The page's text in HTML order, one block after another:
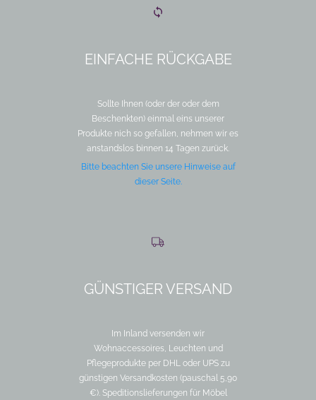
EINFACHE RÜCKGABE
Sollte Ihnen (oder der oder dem
Beschenkten) einmal eins unserer
Produkte nich so gefallen, nehmen wir es
anstandslos binnen 14 Tagen zurück.
Bitte beachten Sie unsere Hinweise auf
dieser Seite.
GÜNSTIGER VERSAND
Im Inland versenden wir
Wohnaccessoires, Leuchten und
Pflegeprodukte per DHL oder UPS zu
günstigen Versandkosten (pauschal 5,90
€). Speditionslieferungen für Möbel